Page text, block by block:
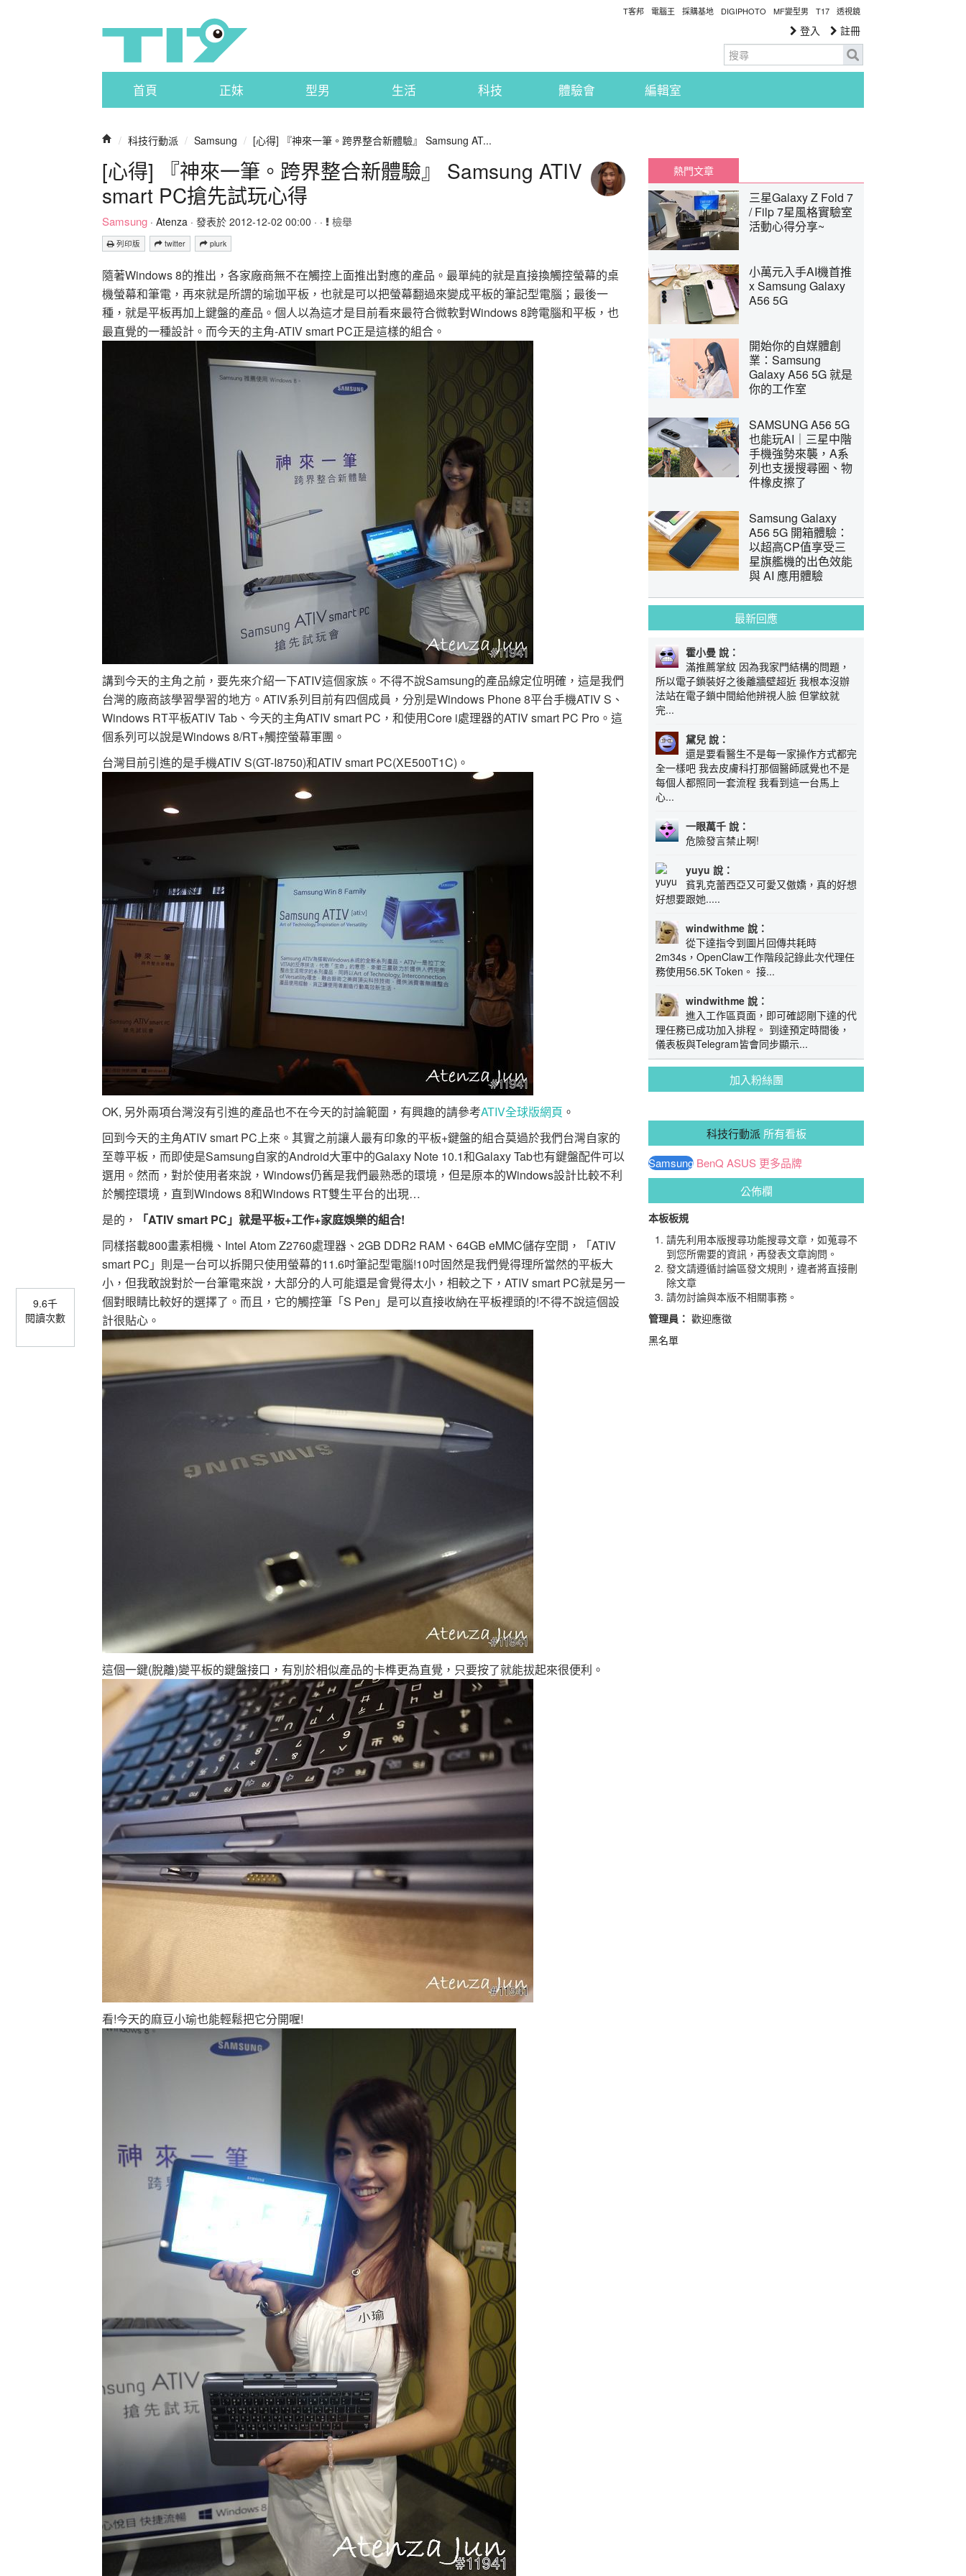
T客邦 電腦王 採購基地 DIGIPHOTO MF變型男 T17 透視鏡
登入 註冊
首頁 正妹 型男 生活 科技 體驗會 編輯室
/ 科技行動派 / Samsung / [心得] 『神來一筆。跨界整合新體驗』 Samsung AT...
[心得] 『神來一筆。跨界整合新體驗』 Samsung ATIV
smart PC搶先試玩心得
Samsung · Atenza · 發表於 2012-12-02 00:00 · · 檢舉
列印版 twitter plurk
9.6千
閱讀次數
隨著Windows 8的推出，各家廠商無不在觸控上面推出對應的產品。最單純的就是直接換觸控螢幕的桌
機螢幕和筆電，再來就是所謂的瑜珈平板，也就是可以把螢幕翻過來變成平板的筆記型電腦；最後一
種，就是平板再加上鍵盤的產品。個人以為這才是目前看來最符合微軟對Windows 8跨電腦和平板，也
最直覺的一種設計。而今天的主角-ATIV smart PC正是這樣的組合。
講到今天的主角之前，要先來介紹一下ATIV這個家族。不得不說Samsung的產品線定位明確，這是我們
台灣的廠商該學習學習的地方。ATIV系列目前有四個成員，分別是Windows Phone 8平台手機ATIV S、
Windows RT平板ATIV Tab、今天的主角ATIV smart PC，和使用Core i處理器的ATIV smart PC Pro。這
個系列可以說是Windows 8/RT+觸控螢幕軍團。
台灣目前引進的是手機ATIV S(GT-I8750)和ATIV smart PC(XE500T1C)。
OK, 另外兩項台灣沒有引進的產品也不在今天的討論範圍，有興趣的請參考ATIV全球版網頁 。
回到今天的主角ATIV smart PC上來。其實之前讓人最有印象的平板+鍵盤的組合莫過於我們台灣自家的
至尊平板，而即使是Samsung自家的Android大軍中的Galaxy Note 10.1和Galaxy Tab也有鍵盤配件可以
選用。然而，對於使用者來說，Windows仍舊是我們最熟悉的環境，但是原本的Windows設計比較不利
於觸控環境，直到Windows 8和Windows RT雙生平台的出現…
是的，
「ATIV smart PC」就是平板+工作+家庭娛樂的組合!
同樣搭載800畫素相機、Intel Atom Z2760處理器、2GB DDR2 RAM、64GB eMMC儲存空間，「ATIV
smart PC」則是一台可以拆開只使用螢幕的11.6吋筆記型電腦!10吋固然是我們覺得理所當然的平板大
小，但我敢說對於一台筆電來說，大部分的人可能還是會覺得太小，相較之下，ATIV smart PC就是另一
個對眼睛比較好的選擇了。而且，它的觸控筆「S Pen」是可以直接收納在平板裡頭的!不得不說這個設
計很貼心。
這個一鍵(脫離)變平板的鍵盤接口，有別於相似產品的卡榫更為直覺，只要按了就能拔起來很便利。
看!今天的麻豆小瑜也能輕鬆把它分開喔!
熱門文章
三星Galaxy Z Fold 7
/ Filp 7星風格實驗室
活動心得分享~
小萬元入手AI機首推
x Samsung Galaxy
A56 5G
開始你的自媒體創
業：Samsung
Galaxy A56 5G 就是
你的工作室
SAMSUNG A56 5G
也能玩AI｜三星中階
手機強勢來襲，A系
列也支援搜尋圈、物
件橡皮擦了
Samsung Galaxy
A56 5G 開箱體驗：
以超高CP值享受三
星旗艦機的出色效能
與 AI 應用體驗
最新回應
霍小曼 說：
滿推薦掌紋 因為我家門結構的問題，
所以電子鎖裝好之後離牆壁超近 我根本沒辦
法站在電子鎖中間給他辨視人臉 但掌紋就
完...
黛兒 說：
還是要看醫生不是每一家操作方式都完
全一樣吧 我去皮膚科打那個醫師感覺也不是
每個人都照同一套流程 我看到這一台馬上
心...
一眼萬千 說：
危險發言禁止啊!
yuyu 說：
貧乳克蕾西亞又可愛又傲嬌，真的好想
好想要跟她.....
windwithme 說：
從下達指令到圖片回傳共耗時
2m34s，OpenClaw工作階段記錄此次代理任
務使用56.5K Token。 接...
windwithme 說：
進入工作區頁面，即可確認剛下達的代
理任務已成功加入排程。 到達預定時間後，
儀表板與Telegram皆會同步顯示...
加入粉絲團
科技行動派 所有看板
Samsung BenQ ASUS 更多品牌
公佈欄
本板板規
請先利用本版搜尋功能搜尋文章，如蒐尋不
到您所需要的資訊，再發表文章詢問。
發文請遵循討論區發文規則，違者將直接刪
除文章
請勿討論與本版不相關事務。
管理員： 歡迎應徵
黑名單